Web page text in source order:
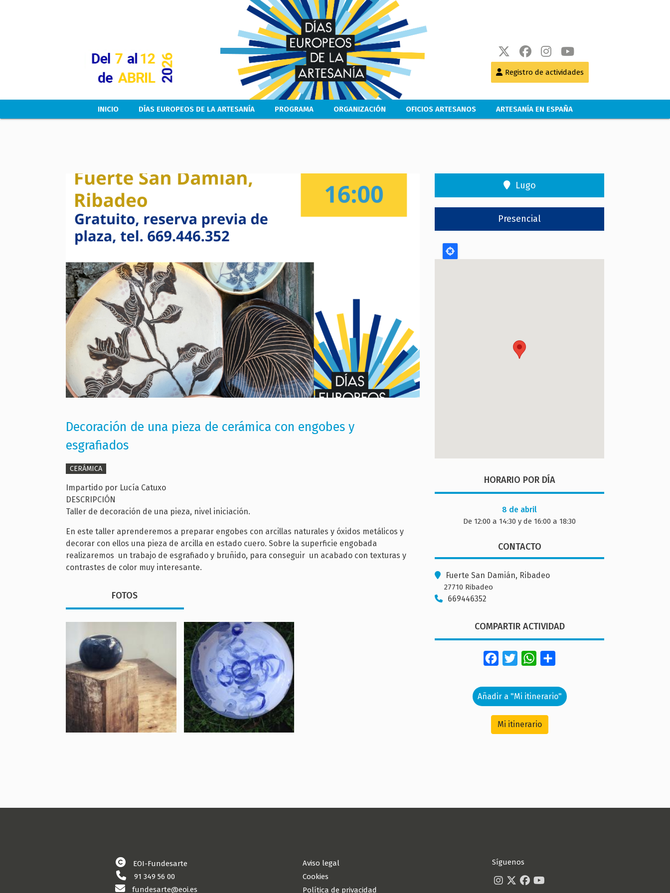
Pasar
al
contenido
principal
Registro de actividades
Main navigation
INICIO DÍAS EUROPEOS DE LA ARTESANÍA PROGRAMA ORGANIZACIÓN OFICIOS ARTESANOS ARTESANÍA EN ESPAÑA
Decoración de una pieza de cerámica con engobes y
esgrafiados
CERÁMICA
Impartido por Lucía Catuxo
DESCRIPCIÓN
Taller de decoración de una pieza, nivel iniciación.
En este taller aprenderemos a preparar engobes con arcillas naturales y óxidos metálicos y
decorar con ellos una pieza de arcilla en estado cuero. Sobre la superficie engobada
realizaremos un trabajo de esgrafiado y bruñido, para conseguir un acabado con texturas y
contrastes de color muy interesante.
FOTOS
Lugo
Presencial
HORARIO POR DÍA
8 de abril
De 12:00 a 14:30 y de 16:00 a 18:30
CONTACTO
Fuerte San Damián, Ribadeo
27710 Ribadeo
669446352
COMPARTIR ACTIVIDAD
Facebook
Twitter WhatsApp
Añadir a "Mi itinerario"
Mi itinerario
EOI-Fundesarte
91 349 56 00
fundesarte@eoi.es
Aviso legal
Cookies
Política de privacidad
Síguenos